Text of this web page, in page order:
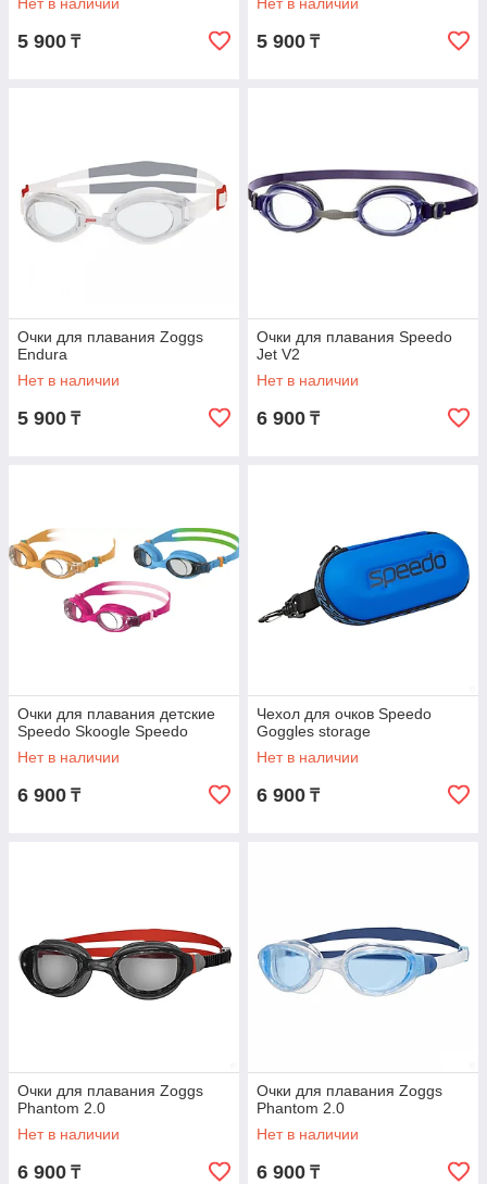
5 900 ₸ 5 900 ₸
Очки для плавания Zoggs
Endura
Нет в наличии
5 900 ₸
Очки для плавания Speedo
Jet V2
Нет в наличии
6 900 ₸
Очки для плавания детские
Speedo Skoogle Speedo
Нет в наличии
6 900 ₸
Чехол для очков Speedo
Goggles storage
Нет в наличии
6 900 ₸
Очки для плавания Zoggs
Phantom 2.0
Нет в наличии
6 900 ₸
Очки для плавания Zoggs
Phantom 2.0
Нет в наличии
6 900 ₸